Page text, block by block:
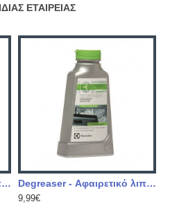
ΙΔΙΑΣ ΕΤΑΙΡΕΙΑΣ
Degreaser - Αφαιρετικό λιπών, AEG Degreaser - Αφαιρετικό λιπών, Electrolux
9,99€